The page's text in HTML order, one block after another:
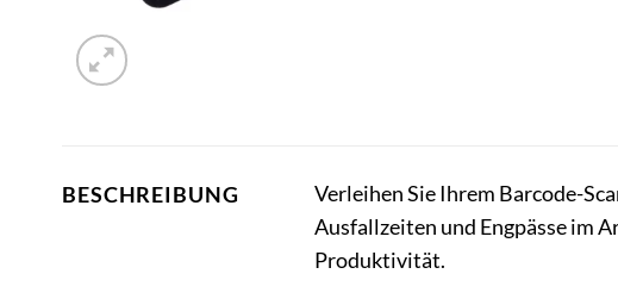
BESCHREIBUNG
Verleihen Sie Ihrem Barcode-
Ausfallzeiten und Engpässe im
Produktivität.